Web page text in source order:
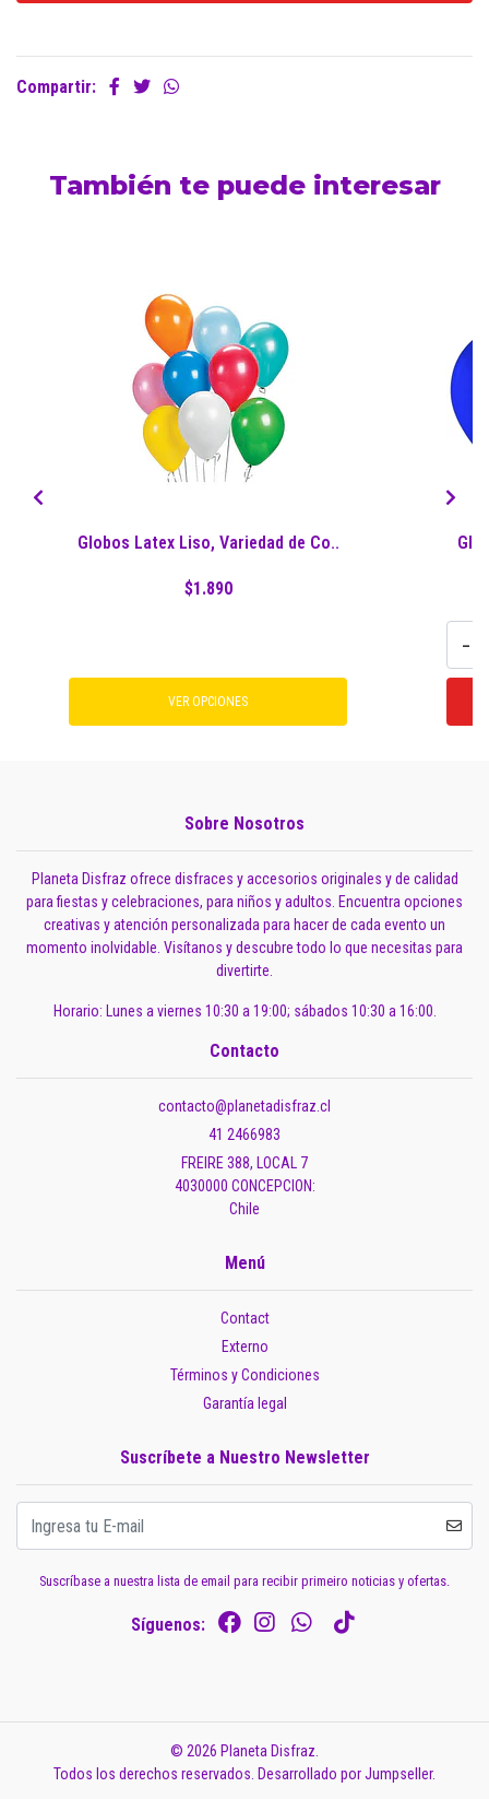
Compartir:
También te puede interesar
Globos Latex Liso, Variedad de Co..
$1.890
VER OPCIONES
-
Sobre Nosotros
Planeta Disfraz ofrece disfraces y accesorios originales y de calidad
para fiestas y celebraciones, para niños y adultos. Encuentra opciones
creativas y atención personalizada para hacer de cada evento un
momento inolvidable. Visítanos y descubre todo lo que necesitas para
divertirte.
Horario: Lunes a viernes 10:30 a 19:00; sábados 10:30 a 16:00.
Contacto
contacto@planetadisfraz.cl
41 2466983
FREIRE 388, LOCAL 7
4030000 CONCEPCION:
Chile
Menú
Contact
Externo
Términos y Condiciones
Garantía legal
Suscríbete a Nuestro Newsletter
Suscríbase a nuestra lista de email para recibir primeiro noticias y ofertas.
Síguenos:
© 2026 Planeta Disfraz.
Todos los derechos reservados. Desarrollado por Jumpseller.